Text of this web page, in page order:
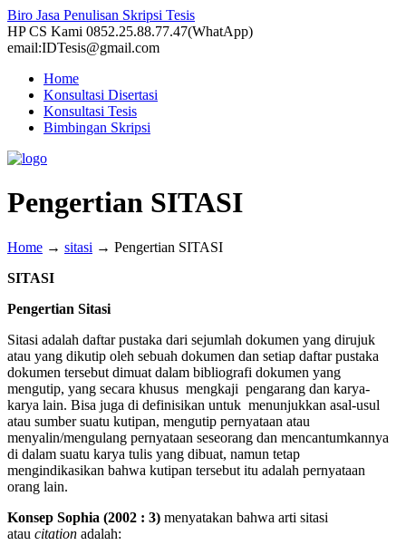
Biro Jasa Penulisan Skripsi Tesis
HP CS Kami 0852.25.88.77.47(WhatApp)
email:IDTesis@gmail.com
Home
Konsultasi Disertasi
Konsultasi Tesis
Bimbingan Skripsi
Pengertian SITASI
Home → sitasi → Pengertian SITASI
SITASI
Pengertian Sitasi
Sitasi adalah daftar pustaka dari sejumlah dokumen yang dirujuk
atau yang dikutip oleh sebuah dokumen dan setiap daftar pustaka
dokumen tersebut dimuat dalam bibliografi dokumen yang
mengutip, yang secara khusus mengkaji pengarang dan karya-
karya lain. Bisa juga di definisikan untuk menunjukkan asal-usul
atau sumber suatu kutipan, mengutip pernyataan atau
menyalin/mengulang pernyataan seseorang dan mencantumkannya
di dalam suatu karya tulis yang dibuat, namun tetap
mengindikasikan bahwa kutipan tersebut itu adalah pernyataan
orang lain.
Konsep Sophia (2002 : 3) menyatakan bahwa arti sitasi
atau citation adalah: